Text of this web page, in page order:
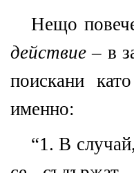
Нещо
действие – в
поискани
именно:
“1. В